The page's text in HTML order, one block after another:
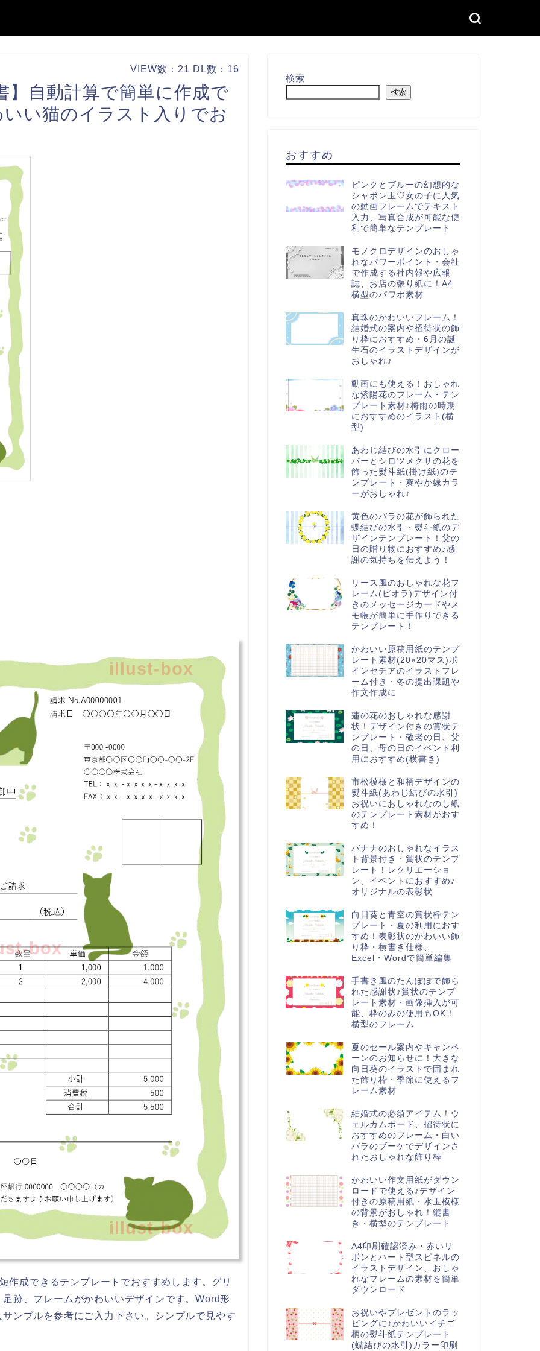
VIEW数：21 DL数：16
】自動計算で簡単に作成で
い猫のイラスト入りでお
box
illust-box
illust-box
作成できるテンプレートでおすすめします。グリ
跡、フレームがかわいいデザインです。Word形
ンプルを参考にご入力下さい。シンプルで見やす
検索
検索
おすすめ
ピンクとブルーの幻想的な
シャボン玉♡女の子に人気
の動画フレームでテキスト
入力、写真合成が可能な便
利で簡単なテンプレート
モノクロデザインのおしゃ
れなパワーポイント・会社
で作成する社内報や広報
誌、お店の張り紙に！A4
横型のパワポ素材
真珠のかわいいフレーム！
結婚式の案内や招待状の飾
り枠におすすめ・6月の誕
生石のイラストデザインが
おしゃれ♪
動画にも使える！おしゃれ
な紫陽花のフレーム・テン
プレート素材♪梅雨の時期
におすすめのイラスト(横
型)
あわじ結びの水引にクロー
バーとシロツメクサの花を
飾った熨斗紙(掛け紙)のテ
ンプレート・爽やか緑カラ
ーがおしゃれ♪
黄色のバラの花が飾られた
蝶結びの水引・熨斗紙のデ
ザインテンプレート！父の
日の贈り物におすすめ♪感
謝の気持ちを伝えよう！
リース風のおしゃれな花フ
レーム(ビオラ)デザイン付
きのメッセージカードやメ
モ帳が簡単に手作りできる
テンプレート！
かわいい原稿用紙のテンプ
レート素材(20×20マス)ポ
インセチアのイラストフレ
ーム付き・冬の提出課題や
作文作成に
蓮の花のおしゃれな感謝
状！デザイン付きの賞状テ
ンプレート・敬老の日、父
の日、母の日のイベント利
用におすすめ(横書き)
市松模様と和柄デザインの
熨斗紙(あわじ結びの水引)
お祝いにおしゃれなのし紙
のテンプレート素材がおす
すめ！
バナナのおしゃれなイラス
ト背景付き・賞状のテンプ
レート！レクリエーショ
ン、イベントにおすすめ♪
オリジナルの表彰状
向日葵と青空の賞状枠テン
プレート・夏の利用におす
すめ！表彰状のかわいい飾
り枠・横書き仕様、
Excel・Wordで簡単編集
手書き風のたんぽぽで飾ら
れた感謝状♪賞状のテンプ
レート素材・画像挿入が可
能、枠のみの使用もOK！
横型のフレーム
夏のセール案内やキャンペ
ーンのお知らせに！大きな
向日葵のイラストで囲まれ
た飾り枠・季節に使えるフ
レーム素材
結婚式の必須アイテム！ウ
ェルカムボード、招待状に
おすすめのフレーム・白い
バラのブーケでデザインさ
れたおしゃれな飾り枠
かわいい作文用紙がダウン
ロードで使える♪デザイン
付きの原稿用紙・水玉模様
の背景がおしゃれ！縦書
き・横型のテンプレート
A4印刷確認済み・赤いリ
ボンとハート型スピネルの
イラストデザイン、おしゃ
れなフレームの素材を簡単
ダウンロード
お祝いやプレゼントのラッ
ピングに♪かわいいイチゴ
柄の熨斗紙テンプレート
(蝶結びの水引)カラー印刷